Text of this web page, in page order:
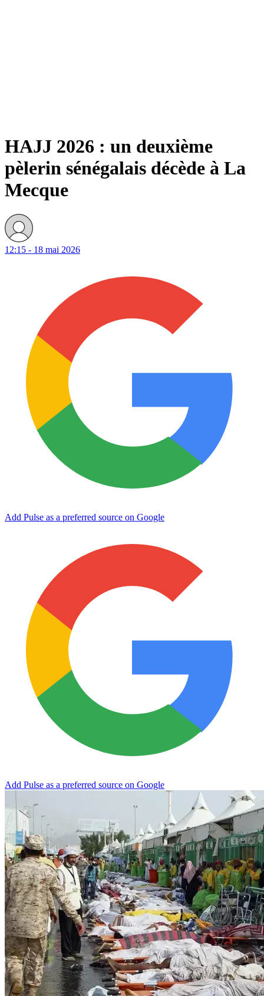
HAJJ 2026 : un deuxième
pèlerin sénégalais décède à La
Mecque
12:15 - 18 mai 2026
Add Pulse as a preferred source on Google
Add Pulse as a preferred source on Google